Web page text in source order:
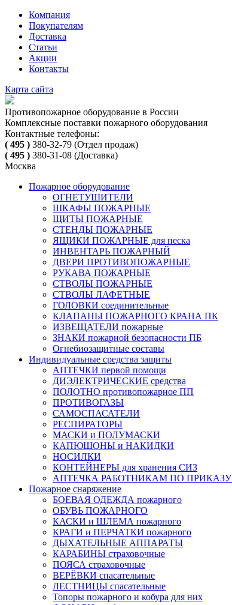
Компания
Покупателям
Доставка
Статьи
Акции
Контакты
Карта сайта
Противопожарное оборудование в России
Комплексные поставки пожарного оборудования
Контактные телефоны:
( 495 ) 380-32-79 (Отдел продаж)
( 495 ) 380-31-08 (Доставка)
Москва
Пожарное оборудование
ОГНЕТУШИТЕЛИ
ШКАФЫ ПОЖАРНЫЕ
ЩИТЫ ПОЖАРНЫЕ
СТЕНДЫ ПОЖАРНЫЕ
ЯЩИКИ ПОЖАРНЫЕ для песка
ИНВЕНТАРЬ ПОЖАРНЫЙ
ДВЕРИ ПРОТИВОПОЖАРНЫЕ
РУКАВА ПОЖАРНЫЕ
СТВОЛЫ ПОЖАРНЫЕ
СТВОЛЫ ЛАФЕТНЫЕ
ГОЛОВКИ соединительные
КЛАПАНЫ ПОЖАРНОГО КРАНА ПК
ИЗВЕЩАТЕЛИ пожарные
ЗНАКИ пожарной безопасности ПБ
Огнебиозащитные составы
Индивидуальные средства защиты
АПТЕЧКИ первой помощи
ДИЭЛЕКТРИЧЕСКИЕ средства
ПОЛОТНО противопожарное ПП
ПРОТИВОГАЗЫ
САМОСПАСАТЕЛИ
РЕСПИРАТОРЫ
МАСКИ и ПОЛУМАСКИ
КАПЮШОНЫ и НАКИДКИ
НОСИЛКИ
КОНТЕЙНЕРЫ для хранения СИЗ
АПТЕЧКА РАБОТНИКАМ ПО ПРИКАЗУ
Пожарное снаряжение
БОЕВАЯ ОДЕЖДА пожарного
ОБУВЬ ПОЖАРНОГО
КАСКИ и ШЛЕМА пожарного
КРАГИ и ПЕРЧАТКИ пожарного
ДЫХАТЕЛЬНЫЕ АППАРАТЫ
КАРАБИНЫ страховочные
ПОЯСА страховочные
ВЕРЁВКИ спасательные
ЛЕСТНИЦЫ спасательные
Топоры пожарного и кобура для них